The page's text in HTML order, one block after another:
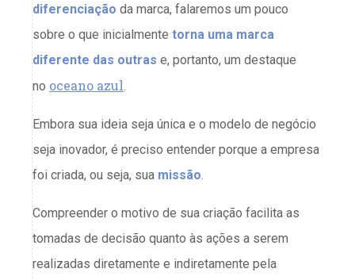
diferenciação da marca, falaremos um pouco
sobre o que inicialmente torna uma marca
diferente das outras e, portanto, um destaque
no oceano azul
Embora sua ideia seja única e o modelo de negócio
seja inovador, é preciso entender porque a empresa
foi criada, ou seja, sua missão
Compreender o motivo de sua criação facilita as
tomadas de decisão quanto às ações a serem
realizadas diretamente e indiretamente pela